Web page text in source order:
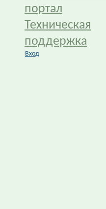
портал
Техническая
поддержка
Вход